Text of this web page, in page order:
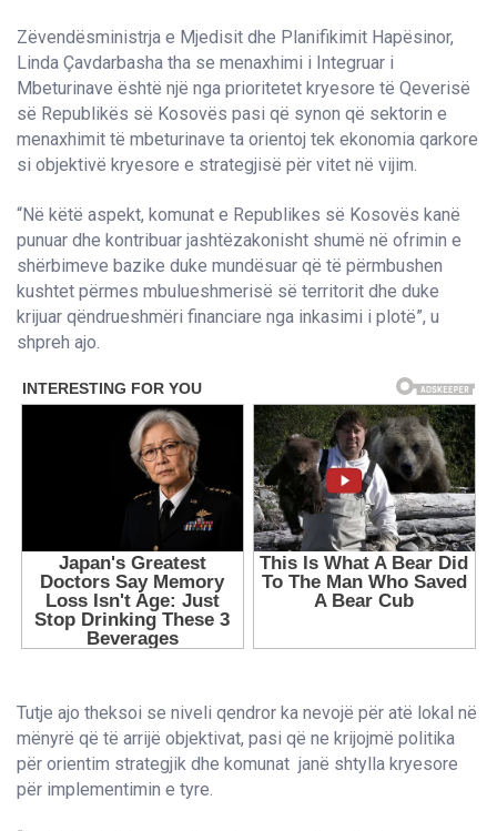
Zëvendësministrja e Mjedisit dhe Planifikimit Hapësinor,
Linda Çavdarbasha tha se menaxhimi i Integruar i
Mbeturinave është një nga prioritetet kryesore të Qeverisë
së Republikës së Kosovës pasi që synon që sektorin e
menaxhimit të mbeturinave ta orientoj tek ekonomia qarkore
si objektivë kryesore e strategjisë për vitet në vijim.
“Në këtë aspekt, komunat e Republikes së Kosovës kanë
punuar dhe kontribuar jashtëzakonisht shumë në ofrimin e
shërbimeve bazike duke mundësuar që të përmbushen
kushtet përmes mbulueshmerisë së territorit dhe duke
krijuar qëndrueshmëri financiare nga inkasimi i plotë”, u
shpreh ajo.
Tutje ajo theksoi se niveli qendror ka nevojë për atë lokal në
mënyrë që të arrijë objektivat, pasi që ne krijojmë politika
për orientim strategjik dhe komunat janë shtylla kryesore
për implementimin e tyre.